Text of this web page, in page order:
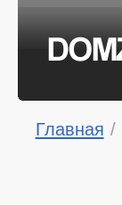
Главная /